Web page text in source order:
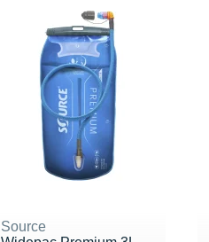
Source